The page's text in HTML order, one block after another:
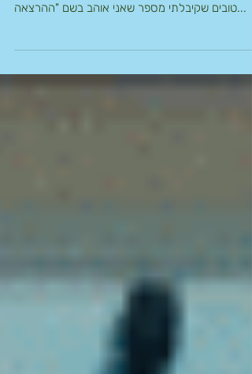
טובים שקיבלתי מספר שאני אוהב בשם "ההרצאה...